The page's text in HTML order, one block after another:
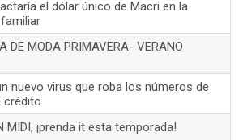
el dólar único de Macri en la
DE MODA PRIMAVERA- VERANO
nuevo virus que roba los números de
crédito
MIDI, ¡prenda it esta temporada!